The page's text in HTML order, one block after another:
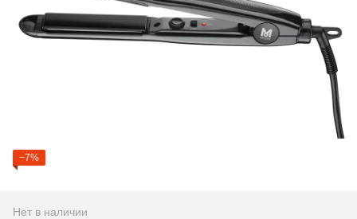
−7%
Нет в наличии